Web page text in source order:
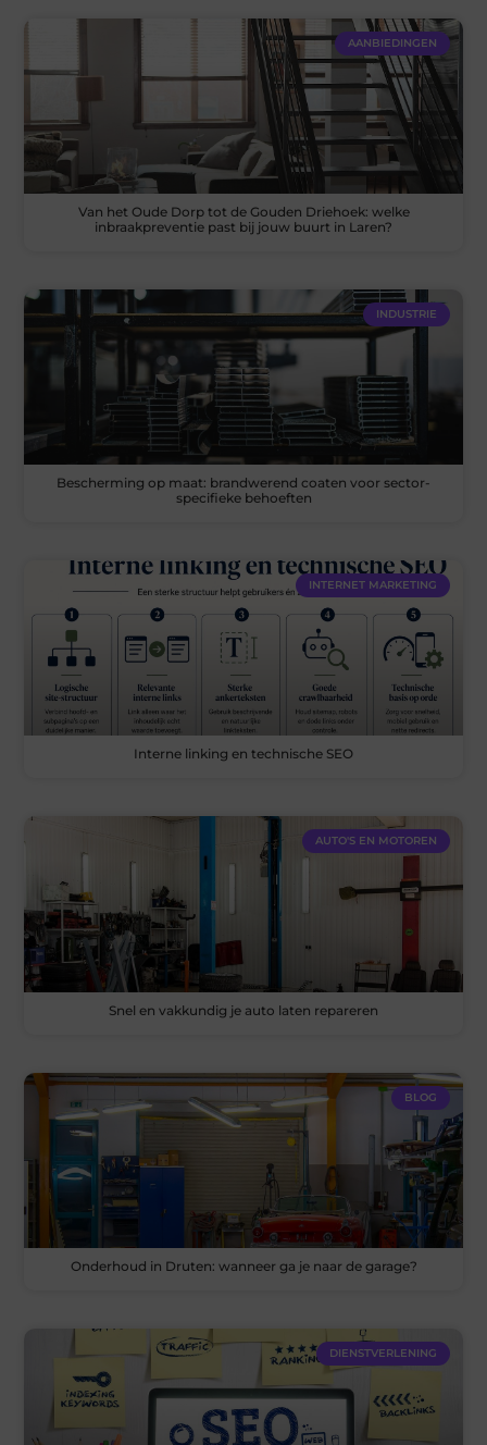
AANBIEDINGEN
Van het Oude Dorp tot de Gouden Driehoek: welke
inbraakpreventie past bij jouw buurt in Laren?
INDUSTRIE
Bescherming op maat: brandwerend coaten voor sector-
specifieke behoeften
INTERNET MARKETING
Interne linking en technische SEO
AUTO'S EN MOTOREN
Snel en vakkundig je auto laten repareren
BLOG
Onderhoud in Druten: wanneer ga je naar de garage?
DIENSTVERLENING